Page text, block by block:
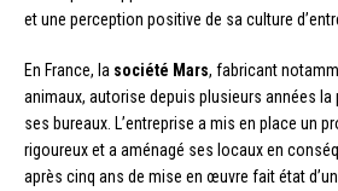
et une perception positive de sa culture
En France, la société Mars, fabricant
animaux, autorise depuis plusieurs années
ses bureaux. L’entreprise a mis en place un
rigoureux et a aménagé ses locaux en
après cinq ans de mise en œuvre fait état